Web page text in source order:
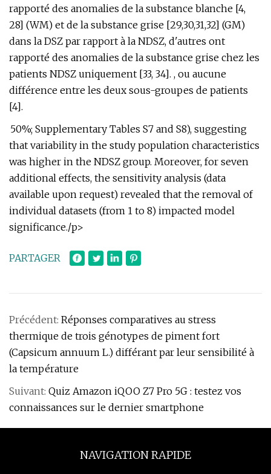
rapporté des anomalies de la substance blanche [4,
28] (WM) et de la substance grise [29,30,31,32] (GM)
dans la DSZ par rapport à la NDSZ, d'autres ont
rapporté des anomalies de la substance grise chez les
patients NDSZ uniquement [33, 34]. , ou aucune
différence entre les deux sous-groupes de patients
[4].
50%; Supplementary Tables S7 and S8), suggesting
that variability in the study population characteristics
was higher in the NDSZ group. Moreover, for seven
additional effects, the sensitivity analysis (data
available upon request) revealed that the removal of
individual datasets (from 1 to 8) impacted model
significance./p>
PARTAGER
Précédent: Réponses comparatives au stress
thermique de trois génotypes de piment fort
(Capsicum annuum L.) différant par leur sensibilité à
la température
Suivant: Quiz Amazon iQOO Z7 Pro 5G : testez vos
connaissances sur le dernier smartphone
NAVIGATION RAPIDE